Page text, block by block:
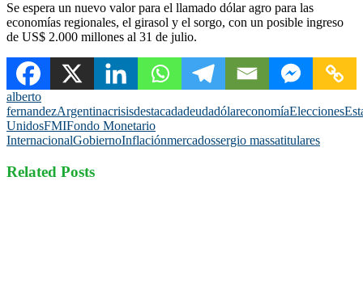
Se espera un nuevo valor para el llamado dólar agro para las
economías regionales, el girasol y el sorgo, con un posible ingreso
de US$ 2.000 millones al 31 de julio.
alberto
fernandezArgentinacrisisdestacadadeudadólareconomíaElecciones
UnidosFMIFondo Monetario
InternacionalGobiernoInflaciónmercadossergio massatitulares
Related Posts